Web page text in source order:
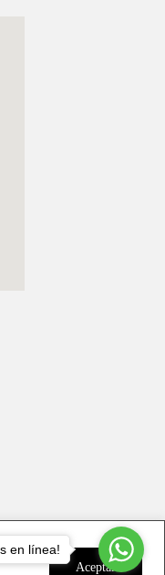
Aceptar
en línea!